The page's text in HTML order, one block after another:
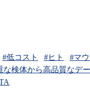
#低コスト #ヒト #マ
な検体から高品質なデ